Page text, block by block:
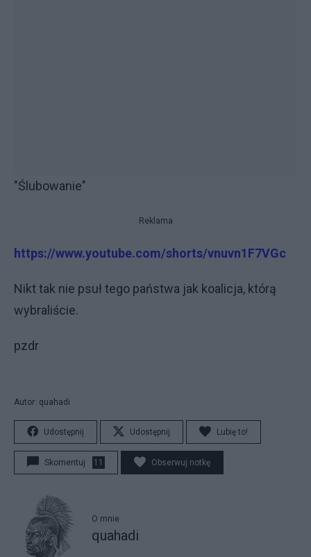
"Ślubowanie"
Reklama
https://www.youtube.com/shorts/vnuvn1F7VGc
Nikt tak nie psuł tego państwa jak koalicja, którą
wybraliście.
pzdr
Autor: quahadi
Udostępnij Udostępnij Lubię to!
Skomentuj 11 Obserwuj notkę
O mnie
quahadi